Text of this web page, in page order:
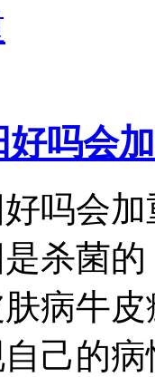
吗会加
吗会
杀菌
病牛
己的